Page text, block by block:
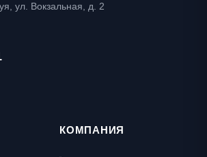
ул. Вокзальная, д. 2
КОМПАНИЯ